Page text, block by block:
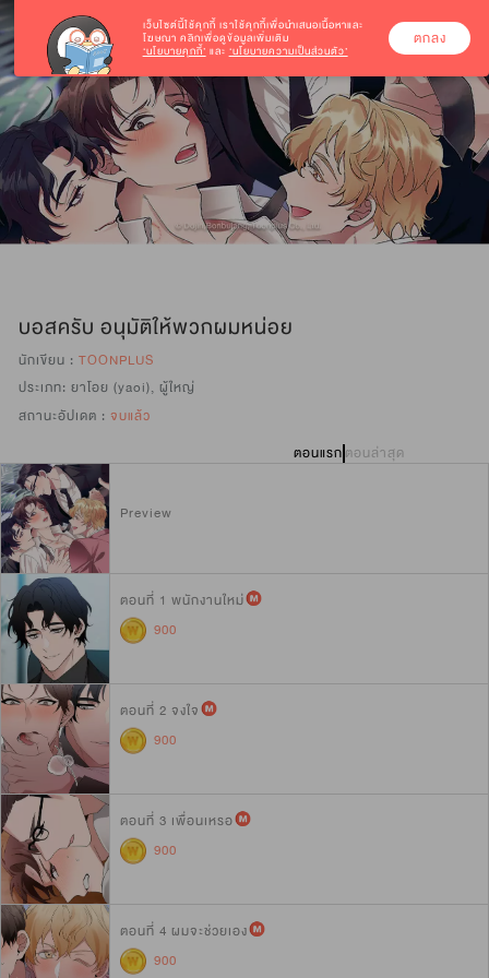
บอสครับ อนุมัติให้พวกผมหน่อย
นักเขียน : TOONPLUS
ประเภท: ยาโอย (yaoi), ผู้ใหญ่
สถานะอัปเดต : จบแล้ว
ตอนแรกตอนล่าสุด
Preview
ตอนที่ 1 พนักงานใหม่
900
ตอนที่ 2 จงใจ
900
ตอนที่ 3 เพื่อนเหรอ
900
ตอนที่ 4 ผมจะช่วยเอง
900
เว็บไซต์นี้ใช้คุกกี้ เราใช้คุกกี้เพื่อนำเสนอเนื้อหาและ
โฆษณา คลิกเพื่อดูข้อมูลเพิ่มเติม
‘นโยบายคุกกี้’ และ ‘นโยบายความเป็นส่วนตัว’
ตกลง